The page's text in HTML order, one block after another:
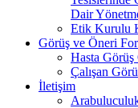
Dair
Etik Kurulu
Görüş ve Öneri
Hasta
Çalışan
İletişim